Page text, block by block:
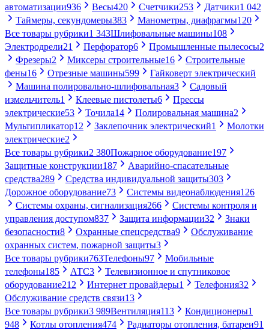
автоматизации936 Весы420 Счетчики253 Датчики1 042
Таймеры, секундомеры383 Манометры, диафрагмы120
Все товары рубрики1 343Шлифовальные машины108
Электродрели21 Перфоратор6 Промышленные пылесосы2
Фрезеры2 Миксеры строительные16
Строительные
фены16 Отрезные машины599
Гайковерт электрический
Машина полировально-шлифовальная3
Садовый
измельчитель1 Клеевые пистолеты6
Прессы
электрические53 Точила14 Полировальная машина2
Мультипликатор12 Заклепочник электрический1
Молотки
электрические2
Все товары рубрики2 380Пожарное оборудование197
Защитные конструкции187
Аварийно-спасательные
средства289 Средства индивидуальной защиты303
Дорожное оборудование73 Системы видеонаблюдения126
Системы охраны, сигнализация266
Системы контроля и
управления доступом837 Защита информации32
Знаки
безопасности8 Охранные спецсредства9
Обслуживание
охранных систем, пожарной защиты3
Все товары рубрики763Телефоны97
Мобильные
телефоны185 АТС3
Телевизионное и спутниковое
оборудование212 Интернет провайдеры1 Телефония32
Обслуживание средств связи13
Все товары рубрики3 989Вентиляция113 Кондиционеры1
948
Котлы отопления474 Радиаторы отопления, батареи91